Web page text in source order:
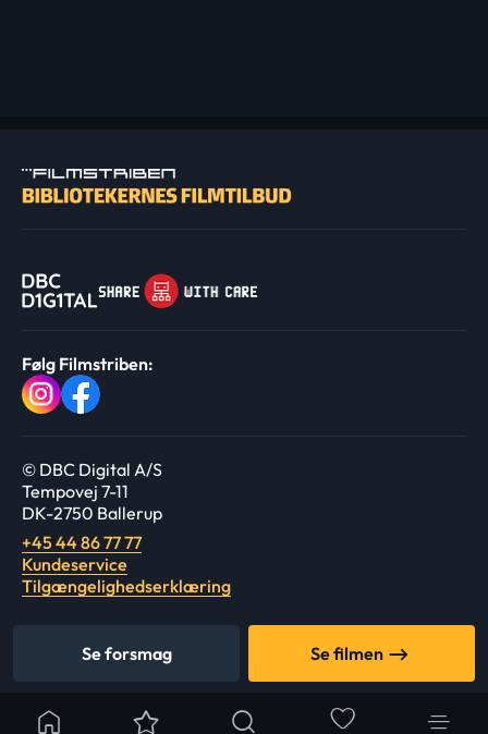
Se forsmag Se filmen
Følg Filmstriben:
© DBC Digital A/S
Tempovej 7-11
DK-2750 Ballerup
+45 44 86 77 77
Kundeservice
Tilgængelighedserklæring